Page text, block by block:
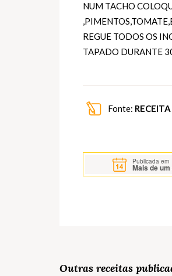
NUM TACHO
REGUE TODOS OS
TAPADO DURANTE
Fonte:
Publicada em
Mais de um
Outras receitas